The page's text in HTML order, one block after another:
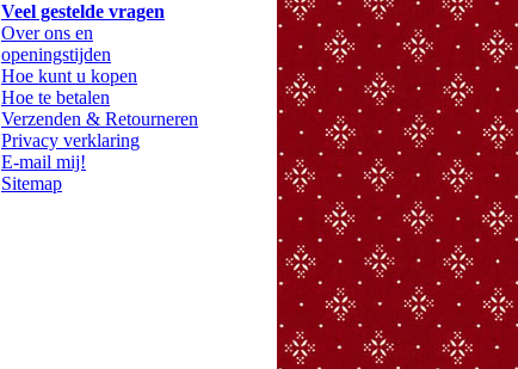
Veel gestelde vragen
Over ons en
openingstijden
Hoe kunt u kopen
Hoe te betalen
Verzenden & Retourneren
Privacy verklaring
E-mail mij!
Sitemap